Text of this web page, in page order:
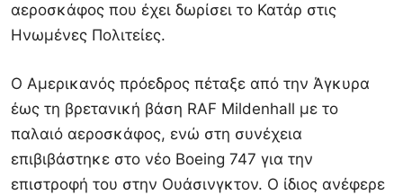
αεροσκάφος που έχει δωρίσει το Κατάρ στις
Ηνωμένες Πολιτείες.
Ο Αμερικανός πρόεδρος πέταξε από την Άγκυρα
έως τη βρετανική βάση RAF Mildenhall με το
παλαιό αεροσκάφος, ενώ στη συνέχεια
επιβιβάστηκε στο νέο Boeing 747 για την
επιστροφή του στην Ουάσινγκτον. Ο ίδιος ανέφερε